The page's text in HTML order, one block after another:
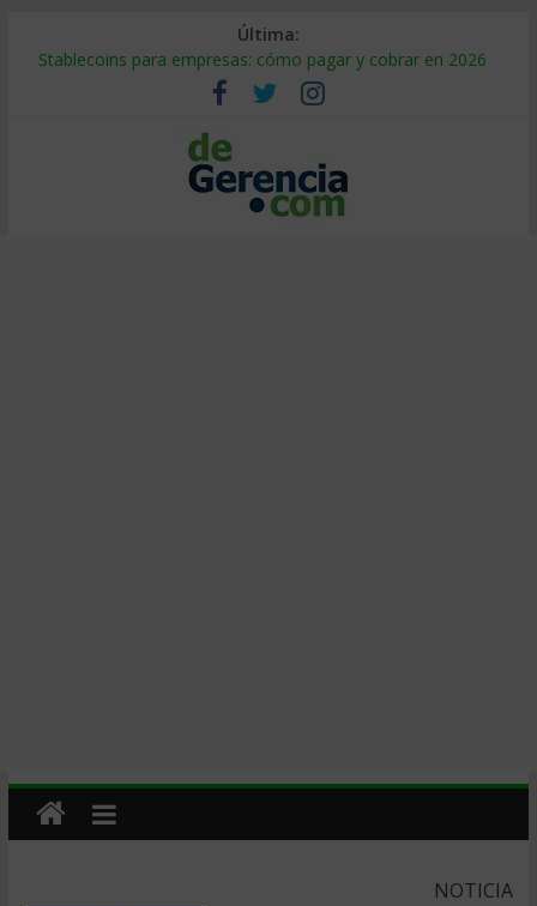
Última:
Stablecoins para empresas: cómo pagar y cobrar en 2026
Despido silencioso: qué es y por qué sale tan caro
IA en selección de personal: cómo auditarla a tiempo
Trabajo forzoso en la cadena de suministro: qué hacer
Mercado hispano de EE. UU.: cómo segmentarlo y venderle
NOTICIA